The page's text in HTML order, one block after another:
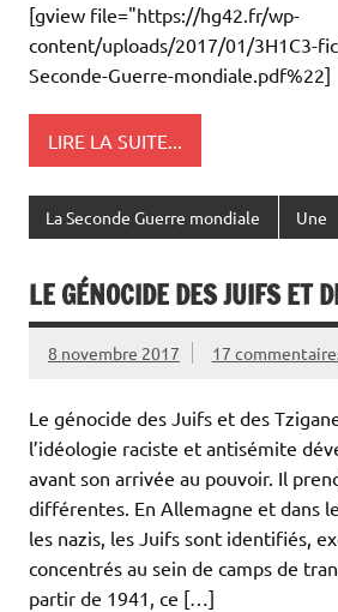
[gview file="https://hg42.fr/wp-
content/uploads/2017/01/3H1C3-
Seconde-Guerre-mondiale.pdf%22]
LIRE LA SUITE...
La Seconde Guerre mondiale Une
LE GÉNOCIDE DES JUIFS ET
8 novembre 2017 17
Le génocide des Juifs et des
l’idéologie raciste et antisémite
avant son arrivée au pouvoir. Il
différentes. En Allemagne et dans
les nazis, les Juifs sont identifiés,
concentrés au sein de camps de
partir de 1941, ce […]